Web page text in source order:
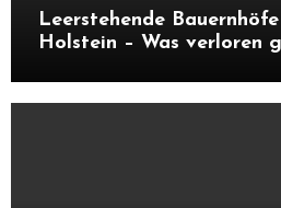
Leerstehende
Holstein – Was verloren